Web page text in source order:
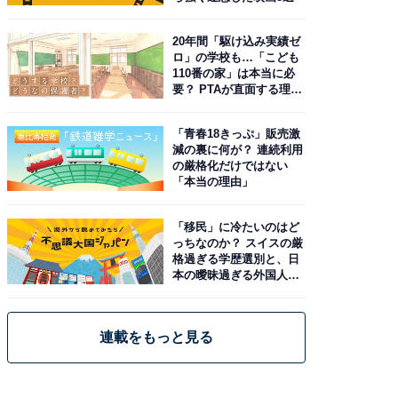
20年間「駆け込み実績ゼ
ロ」の学校も…「こども
110番の家」は本当に必
要？ PTAが直面する理想
「青春18きっぷ」販売激
減の裏に何が？ 連続利用
の厳格化だけではない
「本当の理由」
「移民」に冷たいのはど
っちなのか？ スイスの厳
格過ぎる学歴選別と、日
本の曖昧過ぎる外国人政
連載をもっと見る